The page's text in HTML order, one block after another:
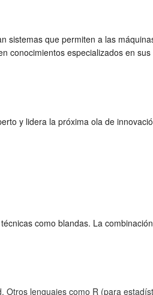
sistemas que permiten a las
conocimientos especializados en
y lidera la próxima ola de
como blandas. La
lenguajes como R (para